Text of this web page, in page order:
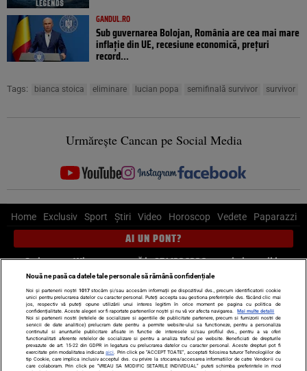
GANDUL.RO
Sub guvernarea Bolojan, România are cea mai mare
inflație din UE, recesiune economică, prețuri
record...
Tags: bianca stoica eliminare lucian popa semifinală survivor survivor
Urmărește Cancan pe Social Media
Home Exclusiv Sport Știri Video Horoscop Vedete Paparazzi
AI UN PONT?
Scrie-ne pe Whatsapp, sună la 0741226226 sau trimite mail la
pont@cancan.ro
Știri interne Știri externe
Politică
Ultimele stiri
Diete Insula Iubirii Dictionar de vise
LIFE STYLE
Horoscop
Echipa editorială
Termeni si condiții Politica de confidențialitate
Nouă ne pasă ca datele tale personale să rămână confidențiale
Noi și partenerii noștri 1017stocăm și/sau accesăm informații pe dispozitivul dvs., precum identificatorii cookie
unici pentru prelucrarea datelor cu caracter personal. Puteți accepta sau gestiona preferințele dvs. făcând clic mai
jos, respectiv vă puteți opune utilizării unui interes legitim în orice moment pe pagina cu politica de
confidențialitate. Aceste alegeri vor fi raportate partenerilor noștri și nu vă vor afecta navigarea.
Mai multe detalii
Noi si partenerii nostri (retelele de socializare si agentiile de publicitate partenere, precum si furnizorii nostri de
servicii de date analitice) prelucram date pentru a permite website-ului sa functioneze, pentru a personaliza
continutul si anunturile publicitare afisate in functie de interesele si/sau profilul dvs., pentru a va oferi
functionalitati aferente retelelor de socializare si pentru a analiza traficul pe website. Beneficiati de drepturile
prevazute de art. 15-22 din GDPR in legatura cu prelucrarea datelor cu caracter personal. Aceste drepturi pot fi
exercitate prin modalitatea indicataaici . Prin click pe “ACCEPT TOATE”, acceptati folosirea tuturor Tehnologiilor de
tip Cookie, care implica inclusiv acceptul dvs. cu privire la stocarea/accesarea informatiilor de catre Vendor-ii cu
care colaboram. Prin click pe “VREAU SA MODIFIC SETARILE INDIVIDUAL” puteti schimba preferintele in mod